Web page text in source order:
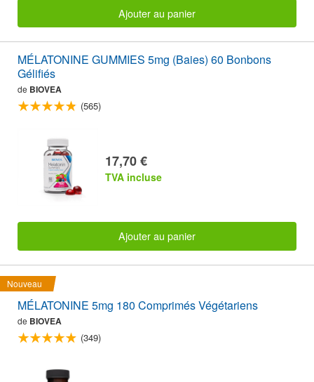
Ajouter au panier
MÉLATONINE GUMMIES 5mg (Baies) 60 Bonbons
Gélifiés
de BIOVEA
(565)
17,70 €
TVA incluse
Ajouter au panier
Nouveau
MÉLATONINE 5mg 180 Comprimés Végétariens
de BIOVEA
(349)